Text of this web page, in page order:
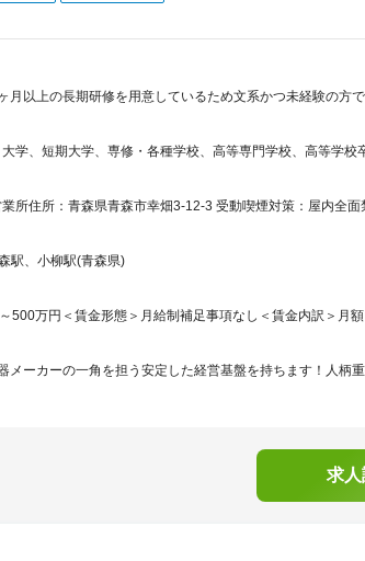
以上の長期研修を用意しているため文系かつ未経験の方
学、短期大学、専修・各種学校、高等専門学校、高等学校
所住所：青森県青森市幸畑3-12-3 受動喫煙対策：屋内全
駅、小柳駅(青森県)
500万円＜賃金形態＞月給制補足事項なし＜賃金内訳＞月
メーカーの一角を担う安定した経営基盤を持ちます！人柄
求人